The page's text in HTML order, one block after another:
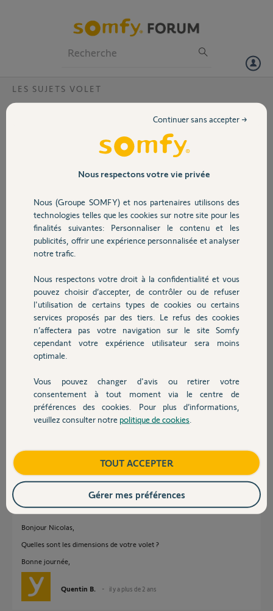
Volet
Sécurité
Domotique
Chauffage
Autres produits
Devis avec un pro
Contact
LES SUJETS VOLET
Aide choix kit motorisation volet roulant
Bonjour,
Je souhaite motoriser
Je m’oriente vers le
un bloc baie, avec une
fixation sur les joues
directement.
Mais je ne suis pas sûr si
le support moteur pourra se visser directement sur les joues.
s’intégrera bien sur mon système ?
Si oui quel type de vis je dois prendre ?
Merci d’avance pour votre aide.
Nicolas M.
il y a plus de 2 ans
Réponses
Bonjour Nicolas,
Quelles sont les dimensions de votre volet ?
Bonne journée,
Quentin B. il y a plus de 2 ans
Nous respectons votre vie privée
Nous (Groupe SOMFY) et nos partenaires utilisons des
technologies telles que les cookies sur notre site pour les
finalités suivantes: Personnaliser le contenu et les
publicités, offrir une expérience personnalisée et analyser
notre trafic.
Nous respectons votre droit à la confidentialité et vous
pouvez choisir d’accepter, de contrôler ou de refuser
l'utilisation de certains types de cookies ou certains
services proposés par des tiers. Le refus des cookies
n’affectera pas votre navigation sur le site Somfy
cependant votre expérience utilisateur sera moins
optimale.
Vous pouvez changer d'avis ou retirer votre
consentement à tout moment via le centre de
préférences des cookies. Pour plus d’informations,
veuillez consulter notre politique de cookies
Continuer sans accepter →
TOUT ACCEPTER
Gérer mes préférences